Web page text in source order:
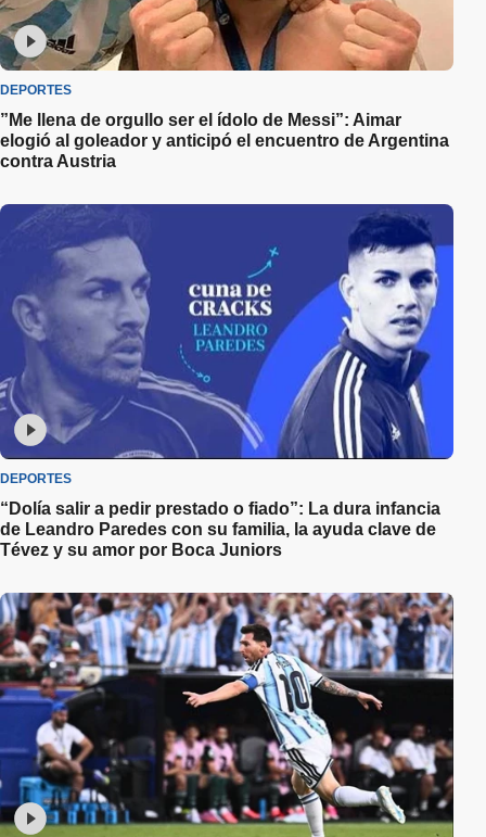
DEPORTES
”Me llena de orgullo ser el ídolo de Messi”: Aimar
elogió al goleador y anticipó el encuentro de Argentina
contra Austria
DEPORTES
“Dolía salir a pedir prestado o fiado”: La dura infancia
de Leandro Paredes con su familia, la ayuda clave de
Tévez y su amor por Boca Juniors